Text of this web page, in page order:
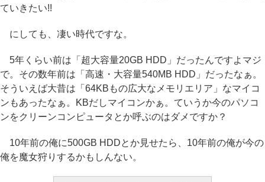
ていきたい!!
にしても、凄い時代ですな。
5年くらい前は「超大容量20GB HDD」だったんですよマジ
で。その数年前は「高速・大容量540MB HDD」だったなぁ。
そういえば大昔は「64KBもの広大なメモリエリア」なマイコ
ンもあったなぁ。KBだしマイコンかぁ。ていうか今のパソコ
ンをクリーンコンピュータとか呼ぶのはダメですか？
10年前の俺に500GB HDDとか見せたら、10年前の俺が今の
俺を魔女狩りするかもしんない。